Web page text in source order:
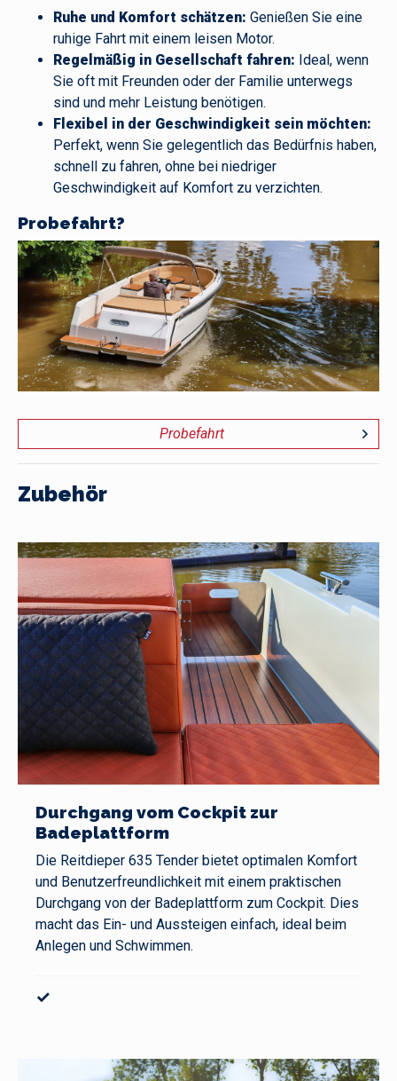
Ruhe und Komfort schätzen: Genießen Sie eine
ruhige Fahrt mit einem leisen Motor.
Regelmäßig in Gesellschaft fahren: Ideal, wenn
Sie oft mit Freunden oder der Familie unterwegs
sind und mehr Leistung benötigen.
Flexibel in der Geschwindigkeit sein möchten:
Perfekt, wenn Sie gelegentlich das Bedürfnis haben,
schnell zu fahren, ohne bei niedriger
Geschwindigkeit auf Komfort zu verzichten.
Probefahrt?
Probefahrt
Zubehör
Durchgang vom Cockpit zur
Badeplattform
Die Reitdieper 635 Tender bietet optimalen Komfort
und Benutzerfreundlichkeit mit einem praktischen
Durchgang von der Badeplattform zum Cockpit. Dies
macht das Ein- und Aussteigen einfach, ideal beim
Anlegen und Schwimmen.
✓